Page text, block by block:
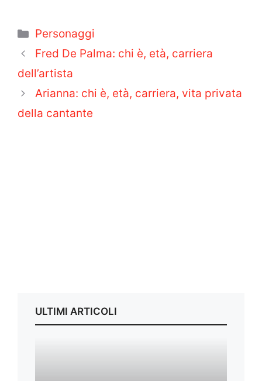
Categorie
Personaggi
Fred De Palma: chi è, età, carriera
dell’artista
Arianna: chi è, età, carriera, vita privata
della cantante
ULTIMI ARTICOLI